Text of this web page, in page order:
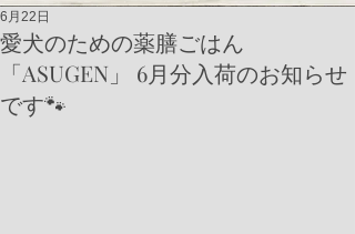
愛犬のための薬膳ごはん
「ASUGEN」 6月分入荷のお知らせ
です🐾
6月22日